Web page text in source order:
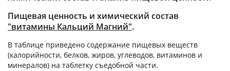
Пищевая ценность и химический состав
"витамины Кальций Магний".
В таблице приведено содержание пищевых веществ
(калорийности, белков, жиров, углеводов, витаминов и
минералов) на таблетку съедобной части.